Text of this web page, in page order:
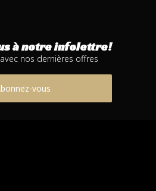
à notre infolettre!
nos dernières offres
vous